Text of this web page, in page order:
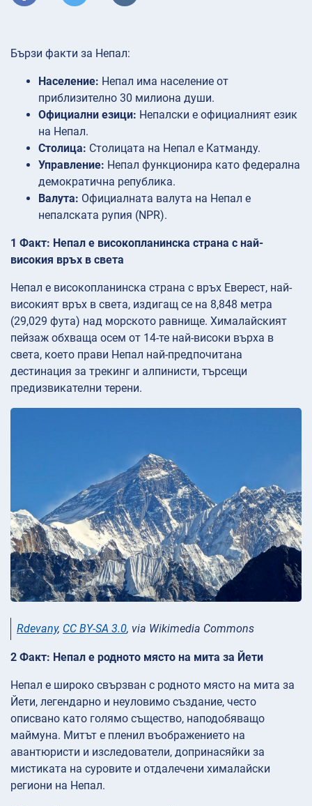
Бързи факти за Непал:
Население: Непал има население от
приблизително 30 милиона души.
Официални езици: Непалски е официалният език
на Непал.
Столица: Столицата на Непал е Катманду.
Управление: Непал функционира като федерална
демократична република.
Валута: Официалната валута на Непал е
непалската рупия (NPR).
1 Факт: Непал е високопланинска страна с най-
високия връх в света
Непал е високопланинска страна с връх Еверест, най-
високият връх в света, издигащ се на 8,848 метра
(29,029 фута) над морското равнище. Хималайският
пейзаж обхваща осем от 14-те най-високи върха в
света, което прави Непал най-предпочитана
дестинация за трекинг и алпинисти, търсещи
предизвикателни терени.
Rdevany, CC BY-SA 3.0, via Wikimedia Commons
2 Факт: Непал е родното място на мита за Йети
Непал е широко свързван с родното място на мита за
Йети, легендарно и неуловимо създание, често
описвано като голямо същество, наподобяващо
маймуна. Митът е пленил въображението на
авантюристи и изследователи, допринасяйки за
мистиката на суровите и отдалечени хималайски
региони на Непал.